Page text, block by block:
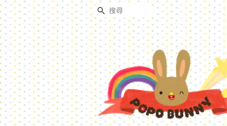
搜尋